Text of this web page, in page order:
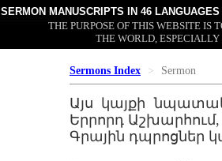
SERMON MANUSCRIPTS IN 46 LANGUAGES
THE PURPOSE OF THIS WEBSITE IS
THE WORLD,
Sermons Index Sermon
Այս կայքի
Երրորդ
Գրային դպրոցներ